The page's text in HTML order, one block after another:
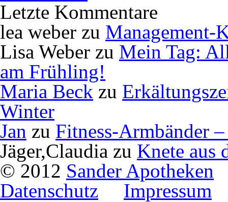
Letzte Kommentare
lea weber zu Management-
Lisa Weber zu Mein Tag:
am Frühling!
Maria Beck zu
Winter
Jan zu Fitness-Armbänder
Jäger,Claudia zu Knete aus
© 2012 Sander Apotheken
Datenschutz
Impressum